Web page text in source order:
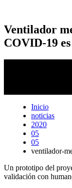
Ventilador
COVID-19
Inicio
noticias
2020
05
05
ventilador-
Un prototipo del
validación con